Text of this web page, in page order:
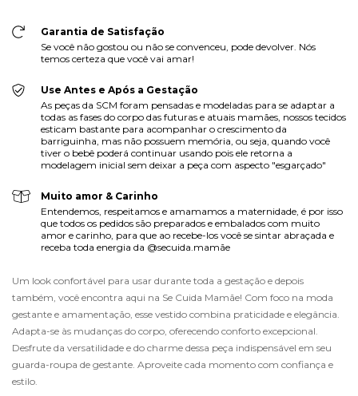
Garantia de Satisfação
Se você não gostou ou não se convenceu, pode devolver. Nós
temos certeza que você vai amar!
Use Antes e Após a Gestação
As peças da SCM foram pensadas e modeladas para se adaptar a
todas as fases do corpo das futuras e atuais mamães, nossos tecidos
esticam bastante para acompanhar o crescimento da
barriguinha, mas não possuem memória, ou seja, quando você
tiver o bebê poderá continuar usando pois ele retorna a
modelagem inicial sem deixar a peça com aspecto "esgarçado"
Muito amor & Carinho
Entendemos, respeitamos e amamamos a maternidade, é por isso
que todos os pedidos são preparados e embalados com muito
amor e carinho, para que ao recebe-los você se sintar abraçada e
receba toda energia da @secuida.mamãe
Um look confortável para usar durante toda a gestação e depois
também, você encontra aqui na Se Cuida Mamãe! Com foco na moda
gestante e amamentação, esse vestido combina praticidade e elegância.
Adapta-se às mudanças do corpo, oferecendo conforto excepcional.
Desfrute da versatilidade e do charme dessa peça indispensável em seu
guarda-roupa de gestante. Aproveite cada momento com confiança e
estilo.